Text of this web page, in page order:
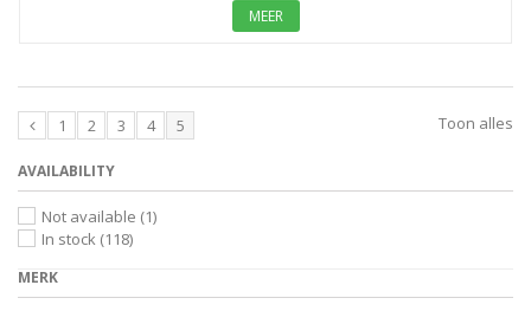
MEER
Toon alles
1 2 3 4 5
AVAILABILITY
Not available (1)
In stock (118)
MERK